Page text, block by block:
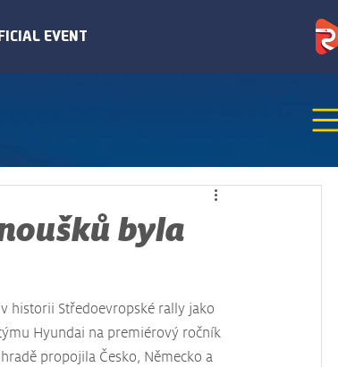
byla
historii Středoevropské rally jako
Hyundai na premiérový ročník
propojila Česko, Německo a